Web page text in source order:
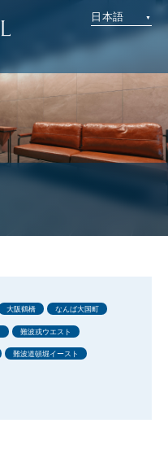
日本語
大阪鶴橋 なんば大国町
難波戎ウエスト
難波道頓堀イースト